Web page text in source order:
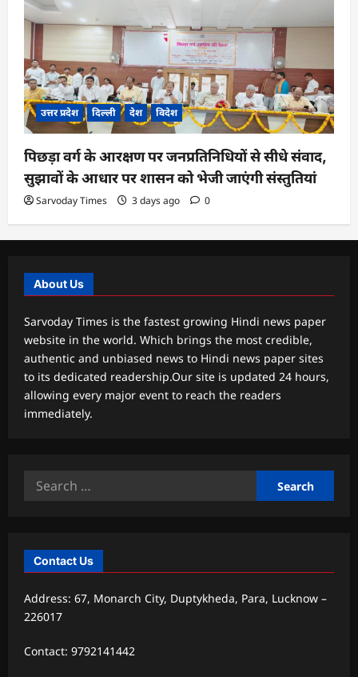
उत्तर प्रदेश दिल्ली देश विदेश
पिछड़ा वर्ग के आरक्षण पर जनप्रतिनिधियों से सीधे संवाद,
सुझावों के आधार पर शासन को भेजी जाएंगी संस्तुतियां
Sarvoday Times 3 days ago 0
About Us
Sarvoday Times is the fastest growing Hindi news paper
website in the world. Which brings the most credible,
authentic and unbiased news to Hindi news paper sites
to its dedicated readership.Our site is updated 24 hours,
allowing every major event to reach the readers
immediately.
Search
Contact Us
Address: 67, Monarch City, Duptykheda, Para, Lucknow –
226017
Contact: 9792141442